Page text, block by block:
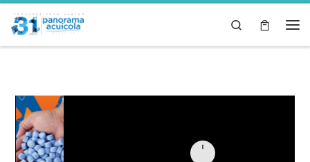
Skip to content Search